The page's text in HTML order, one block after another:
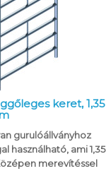
keret, 1,35
gurulóállványhoz
használható, ami 1,35
merevítéssel